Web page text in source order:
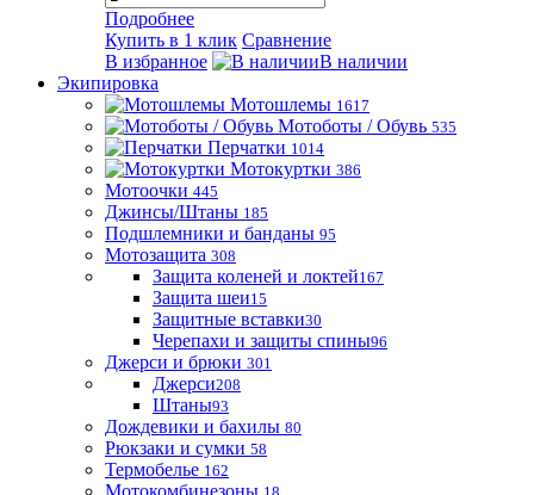
Подробнее
Купить в 1 клик Сравнение
В избранное
В наличии
Экипировка
Мотошлемы 1617
Мотоботы / Обувь 535
Перчатки 1014
Мотокуртки 386
Мотоочки 445
Джинсы/Штаны 185
Подшлемники и банданы 95
Мотозащита 308
Защита коленей и локтей167
Защита шеи15
Защитные вставки30
Черепахи и защиты спины96
Джерси и брюки 301
Джерси208
Штаны93
Дождевики и бахилы 80
Рюкзаки и сумки 58
Термобелье 162
Мотокомбинезоны